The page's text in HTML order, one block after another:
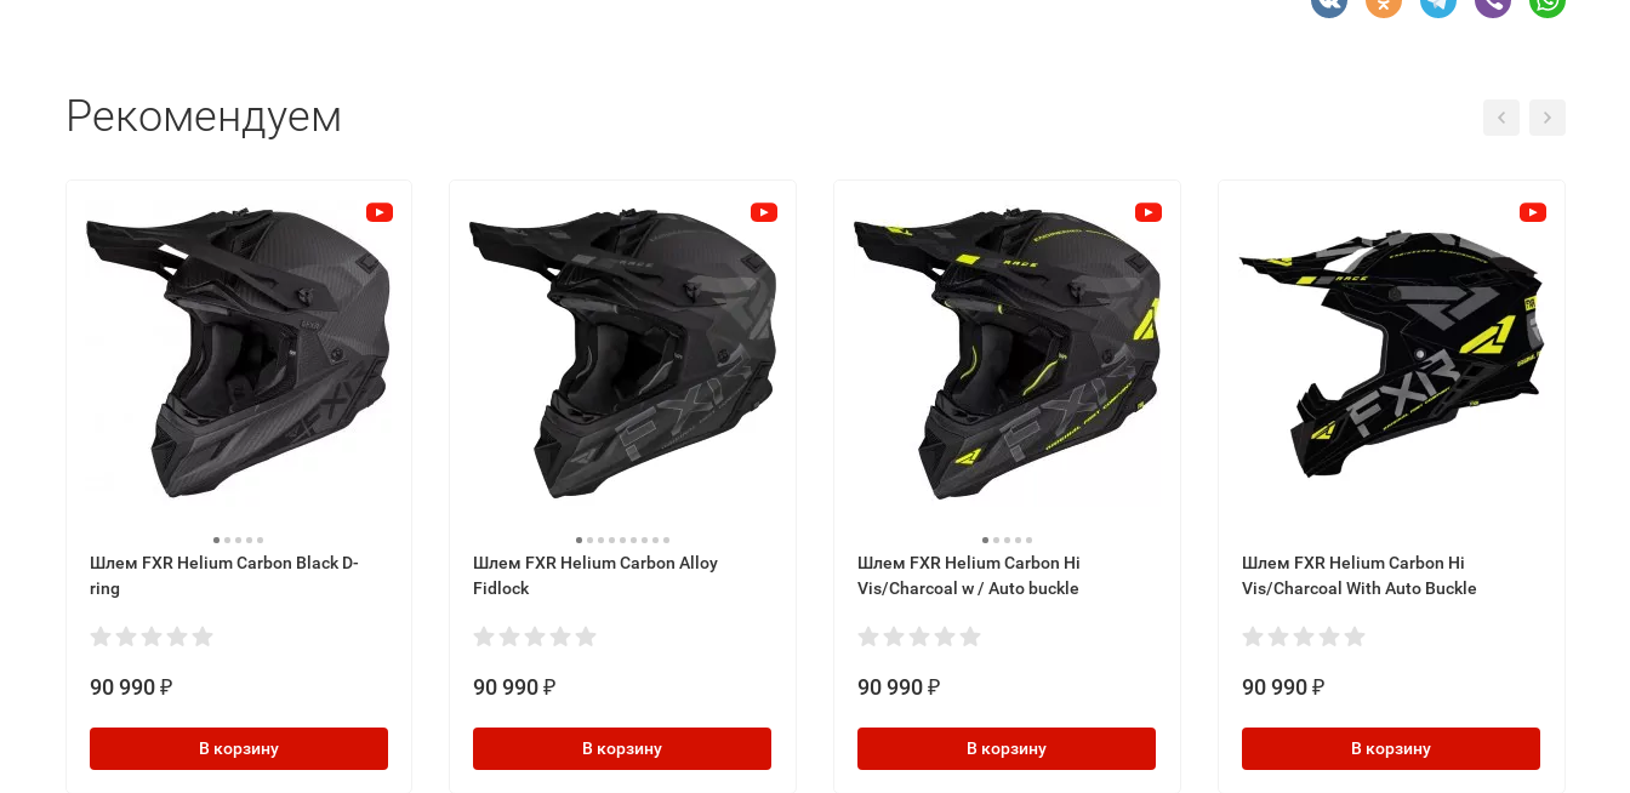
Рекомендуем
Шлем FXR Helium Carbon Black D-
ring
90 990 ₽
В корзину
Шлем FXR Helium Carbon Alloy
Fidlock
90 990 ₽
В корзину
Шлем FXR Helium Carbon Hi
Vis/Charcoal w / Auto buckle
90 990 ₽
В корзину
Шлем FXR Helium Carbon Hi
Vis/Charcoal With Auto Buckle
90 990 ₽
В корзину